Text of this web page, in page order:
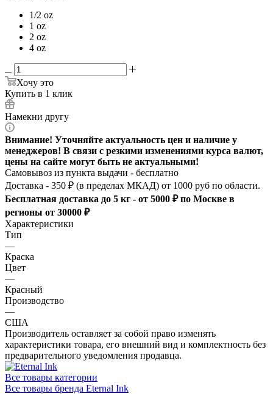
1/2 oz
1 oz
2 oz
4 oz
Хочу это
Купить в 1 клик
Намекни другу
Внимание! Уточняйте актуальность цен и наличие у
менеджеров! В связи с резкими изменениями курса валют,
цены на сайте могут быть не актуальными!
Самовывоз из пункта выдачи - бесплатно
Доставка - 350 ₽ (в пределах МКАД) от 1000 руб по области.
Бесплатная доставка до 5 кг - от 5000 ₽ по Москве в
регионы от 30000 ₽
Характеристики
Тип
—
Краска
Цвет
—
Красный
Производство
—
США
Производитель оставляет за собой право изменять
характеристики товара, его внешний вид и комплектность без
предварительного уведомления продавца.
Все товары категории
Все товары бренда Eternal Ink